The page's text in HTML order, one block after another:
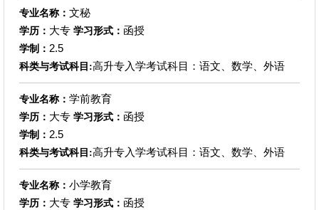
专业名称： 文秘
学历： 大专 学习形式： 函授
学制： 2.5
科类与考试科目:高升专入学考试科目：语文、数学、外语
专业名称： 学前教育
学历： 大专 学习形式： 函授
学制： 2.5
科类与考试科目:高升专入学考试科目：语文、数学、外语
专业名称： 小学教育
学历： 大专 学习形式： 函授